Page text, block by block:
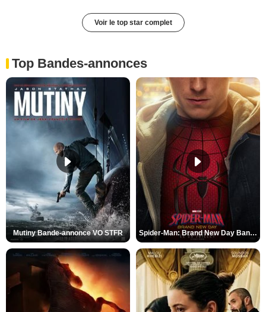
Voir le top star complet
Top Bandes-annonces
Mutiny Bande-annonce VO STFR Spider-Man: Brand New Day Bande-annonce VO STFR